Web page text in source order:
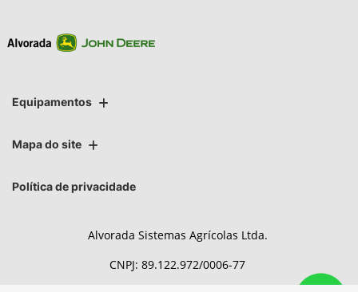
Equipamentos
Mapa do site
Política de privacidade
Alvorada Sistemas Agrícolas Ltda.
CNPJ: 89.122.972/0006-77